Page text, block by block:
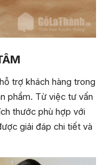
trợ khách hàng trong
phẩm. Từ việc tư vấn
thước phù hợp với
giải đáp chi tiết và